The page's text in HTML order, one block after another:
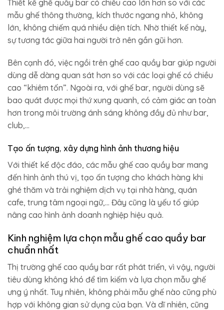
Thiết kế ghế quầy bar có chiều cao lớn hơn so với các
mẫu ghế thông thường, kích thước ngang nhỏ, không
lớn, không chiếm quá nhiều diện tích. Nhờ thiết kế này,
sự tương tác giữa hai người trở nên gần gũi hơn.
Bên cạnh đó, việc ngồi trên ghế cao quầy bar giúp người
dùng dễ dàng quan sát hơn so với các loại ghế có chiều
cao “khiêm tốn”. Ngoài ra, với ghế bar, người dùng sẽ
bao quát được mọi thứ xung quanh, có cảm giác an toàn
hơn trong môi trường ánh sáng không đầy đủ như bar,
club,…
Tạo ấn tượng, xây dựng hình ảnh thương hiệu
Với thiết kế độc đáo, các mẫu ghế cao quầy bar mang
đến hình ảnh thú vị, tạo ấn tượng cho khách hàng khi
ghé thăm và trải nghiệm dịch vụ tại nhà hàng, quán
cafe, trung tâm ngoại ngữ,… Đây cũng là yếu tố giúp
nâng cao hình ảnh doanh nghiệp hiệu quả.
Kinh nghiệm lựa chọn mẫu ghế cao quầy bar
chuẩn nhất
Thị trường ghế cao quầy bar rất phát triển, vì vậy, người
tiêu dùng không khó để tìm kiếm và lựa chọn mẫu ghế
ưng ý nhất. Tuy nhiên, không phải mẫu ghế nào cũng phù
hợp với không gian sử dụng của bạn. Và dĩ nhiên, cũng